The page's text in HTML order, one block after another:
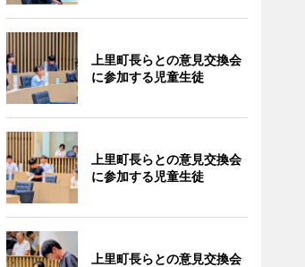
上里町長らとの意見交換会
に参加する児童生徒
上里町長らとの意見交換会
に参加する児童生徒
上里町長らとの意見交換会